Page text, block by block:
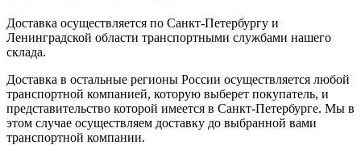
Доставка осуществляется по Санкт-Петербургу и
Ленинградской области транспортными службами нашего
склада.
Доставка в остальные регионы России осуществляется любой
транспортной компанией, которую выберет покупатель, и
представительство которой имеется в Санкт-Петербурге. Мы в
этом случае осуществляем доставку до выбранной вами
транспортной компании.